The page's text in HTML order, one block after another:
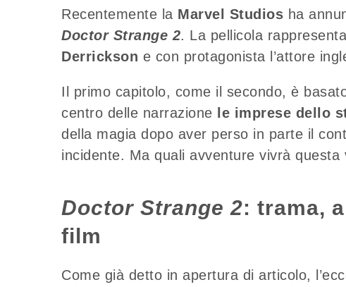
Recentemente la Marvel Studios ha
Doctor Strange 2. La pellicola
Derrickson e con protagonista l’attore
Il primo capitolo, come il secondo, è
centro delle narrazione
le imprese dello
della magia dopo aver perso in parte il
incidente. Ma quali avventure vivrà
Doctor Strange 2: trama,
film
Come già detto in apertura di articolo,